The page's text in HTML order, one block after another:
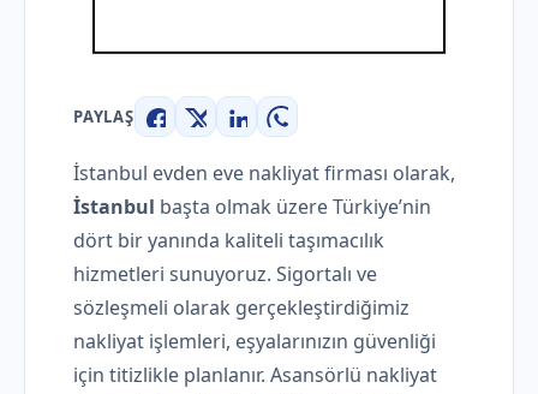
PAYLAŞ
Facebook
X LinkedInWhatsApp
İstanbul evden eve nakliyat firması olarak,
İstanbul başta olmak üzere Türkiye’nin
dört bir yanında kaliteli taşımacılık
hizmetleri sunuyoruz. Sigortalı ve
sözleşmeli olarak gerçekleştirdiğimiz
nakliyat işlemleri, eşyalarınızın güvenliği
için titizlikle planlanır. Asansörlü nakliyat